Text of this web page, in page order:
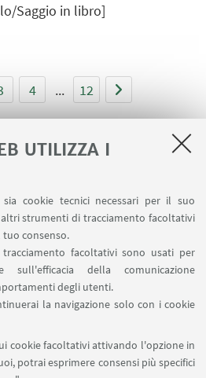
UTILIZZA I
cookie tecnici necessari per il suo
strumenti di tracciamento facoltativi
consenso.
facoltativi sono usati per
sull'efficacia della comunicazione
degli utenti.
la navigazione solo con i cookie
cookie facoltativi attivando l'opzione in
potrai esprimere consensi più specifici
Saggio in libro]
4 ... 12
riservata
Contatti
SU:
UNIBO SU: